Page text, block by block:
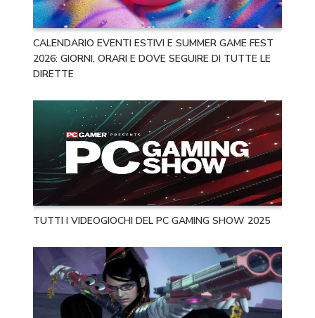
CALENDARIO EVENTI ESTIVI E SUMMER GAME FEST
2026: GIORNI, ORARI E DOVE SEGUIRE DI TUTTE LE
DIRETTE
TUTTI I VIDEOGIOCHI DEL PC GAMING SHOW 2025